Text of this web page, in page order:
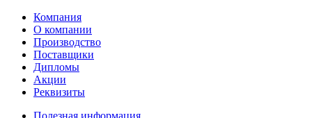
Компания
О компании
Производство
Поставщики
Дипломы
Акции
Реквизиты
Полезная информация